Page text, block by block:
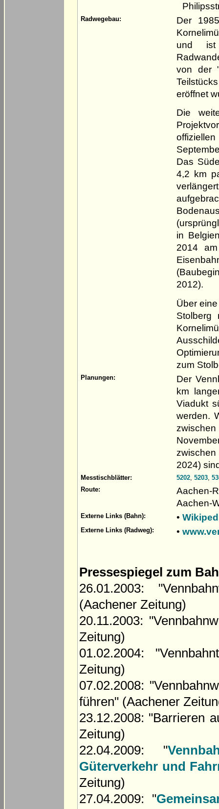
Radwegebau:
Der
und ist
von der
eröffnet
Die
Das
4,2 km
in
2014
2012).
Über
Stolberg
zum
Planungen:
Der
km
Viadukt
werden.
zwischen
2024)
Messtischblätter: 5202, 5203,
Route:
Aachen-
Aachen-
Externe Links (Bahn): •
Externe Links (Radweg): •
Pressespiegel zum
26.01.2003:
(Aachener Zeitung)
20.11.2003:
Zeitung)
01.02.2004:
Zeitung)
07.02.2008:
führen" (Aachener
23.12.2008: "Barrieren
Zeitung)
22.04.2009: "
Güterverkehr und
Zeitung)
27.04.2009: "